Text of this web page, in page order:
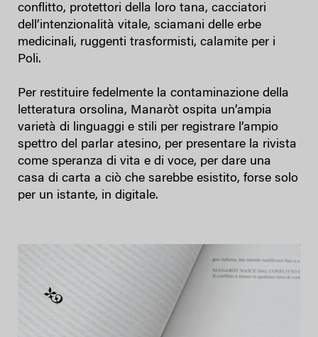
conflitto, protettori della loro tana, cacciatori
dell’intenzionalità vitale, sciamani delle erbe
medicinali, ruggenti trasformisti, calamite per i
Poli.
Per restituire fedelmente la contaminazione della
letteratura orsolina, Manaròt ospita un’ampia
varietà di linguaggi e stili per registrare l’ampio
spettro del parlar atesino, per presentare la rivista
come speranza di vita e di voce, per dare una
casa di carta a ciò che sarebbe esistito, forse solo
per un istante, in digitale.